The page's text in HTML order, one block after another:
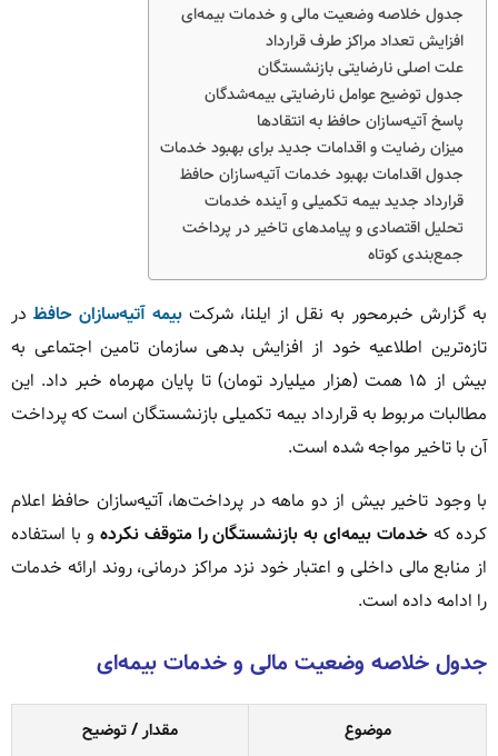
جدول خلاصه وضعیت مالی و خدمات بیمه‌ای
افزایش تعداد مراکز طرف قرارداد
علت اصلی نارضایتی بازنشستگان
جدول توضیح عوامل نارضایتی بیمه‌شدگان
پاسخ آتیه‌سازان حافظ به انتقادها
میزان رضایت و اقدامات جدید برای بهبود خدمات
جدول اقدامات بهبود خدمات آتیه‌سازان حافظ
قرارداد جدید بیمه تکمیلی و آینده خدمات
تحلیل اقتصادی و پیامدهای تاخیر در پرداخت
جمع‌بندی کوتاه
به گزارش خبرمحور به نقل از ایلنا، شرکتبیمه آتیه‌سازان حافظدر
تازه‌ترین اطلاعیه خود از افزایش بدهی سازمان تامین اجتماعی به
بیش از ۱۵ همت (هزار میلیارد تومان) تا پایان مهرماه خبر داد. این
مطالبات مربوط به قرارداد بیمه تکمیلی بازنشستگان است که پرداخت
آن با تاخیر مواجه شده است.
با وجود تاخیر بیش از دو ماهه در پرداخت‌ها، آتیه‌سازان حافظ اعلام
کرده که خدمات بیمه‌ای به بازنشستگان را متوقف نکرده و با استفاده
از منابع مالی داخلی و اعتبار خود نزد مراکز درمانی، روند ارائه خدمات
را ادامه داده است.
جدول خلاصه وضعیت مالی و خدمات بیمه‌ای
موضوع
مقدار / توضیح